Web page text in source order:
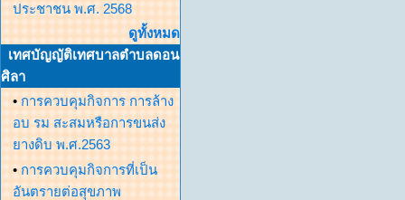
ประชาชน พ.ศ. 2568
ดูทั้งหมด
เทศบัญญัติเทศบาลตำบลดอน
ศิลา
• การควบคุมกิจการ การล้าง
อบ รม สะสมหรือการขนส่ง
ยางดิบ พ.ศ.2563
• การควบคุมกิจการที่เป็น
อันตรายต่อสุขภาพ